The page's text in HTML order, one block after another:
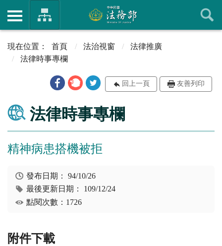
首頁 法治視窗
法律推廣
法律時事專欄
回上一頁 友善列印
法律時事專欄
精神病患搭機被拒
發布日期：94/10/26
最後更新日期： 109/12/24
點閱次數：1726
附件下載